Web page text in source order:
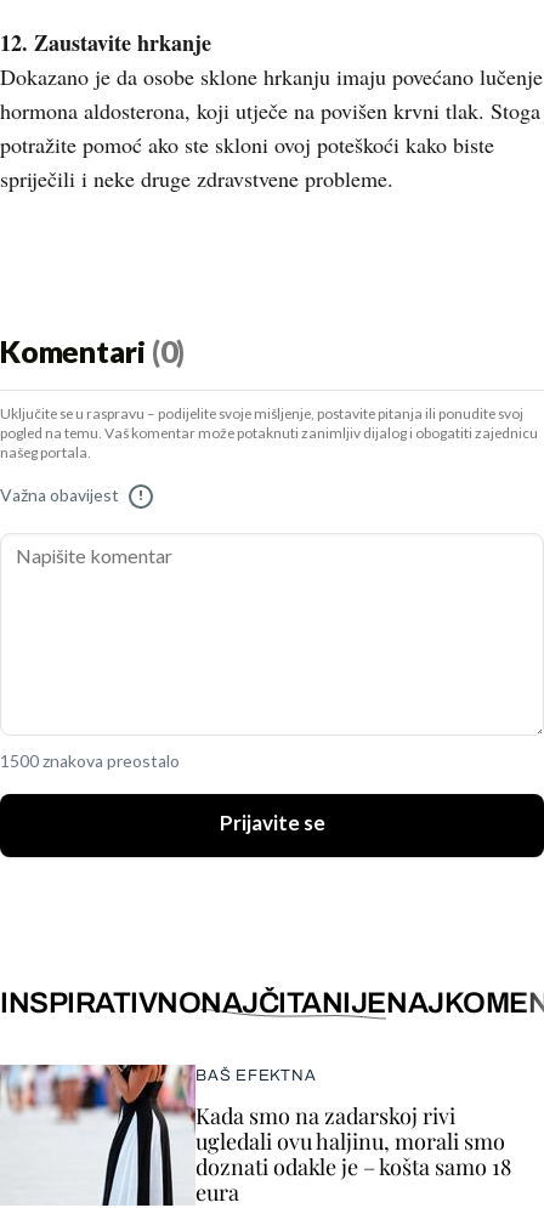
12. Zaustavite hrkanje
Dokazano je da osobe sklone hrkanju imaju povećano lučenje
hormona aldosterona, koji utječe na povišen krvni tlak. Stoga
potražite pomoć ako ste skloni ovoj poteškoći kako biste
spriječili i neke druge zdravstvene probleme.
Komentari (0)
Uključite se u raspravu – podijelite svoje mišljenje, postavite pitanja ili ponudite svoj
pogled na temu. Vaš komentar može potaknuti zanimljiv dijalog i obogatiti zajednicu
našeg portala.
Važna obavijest !
1500 znakova preostalo
Prijavite se
INSPIRATIVNONAJČITANIJE
BAŠ EFEKTNA
Kada smo na zadarskoj rivi
ugledali ovu haljinu, morali smo
doznati odakle je – košta samo 18
eura